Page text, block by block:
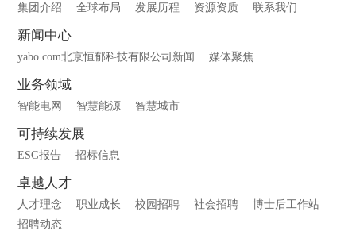
集团介绍 全球布局 发展历程 资源资质 联系我们
新闻中心
yabo.com北京恒郁科技有限公司新闻 媒体聚焦
业务领域
智能电网 智慧能源 智慧城市
可持续发展
ESG报告 招标信息
卓越人才
人才理念 职业成长 校园招聘 社会招聘
博士后工作站
招聘动态